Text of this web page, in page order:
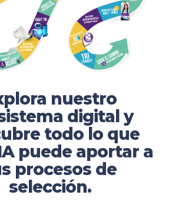
nuestro
digital y
todo lo que
puede aportar a
procesos de
selección.